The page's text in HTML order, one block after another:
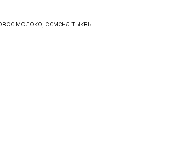
молоко, семена тыквы